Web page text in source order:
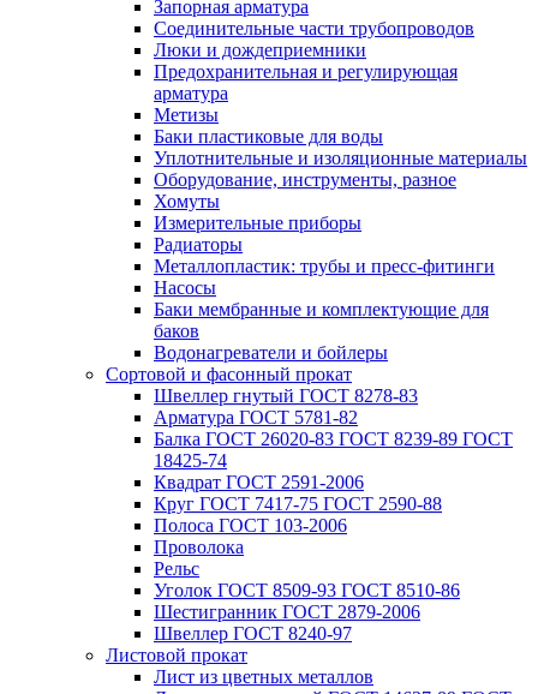
Запорная арматура
Соединительные части трубопроводов
Люки и дождеприемники
Предохранительная и регулирующая
арматура
Метизы
Баки пластиковые для воды
Уплотнительные и изоляционные материалы
Оборудование, инструменты, разное
Хомуты
Измерительные приборы
Радиаторы
Металлопластик: трубы и пресс-фитинги
Насосы
Баки мембранные и комплектующие для
баков
Водонагреватели и бойлеры
Сортовой и фасонный прокат
Швеллер гнутый ГОСТ 8278-83
Арматура ГОСТ 5781-82
Балка ГОСТ 26020-83 ГОСТ 8239-89 ГОСТ
18425-74
Квадрат ГОСТ 2591-2006
Круг ГОСТ 7417-75 ГОСТ 2590-88
Полоса ГОСТ 103-2006
Проволока
Рельс
Уголок ГОСТ 8509-93 ГОСТ 8510-86
Шестигранник ГОСТ 2879-2006
Швеллер ГОСТ 8240-97
Листовой прокат
Лист из цветных металлов